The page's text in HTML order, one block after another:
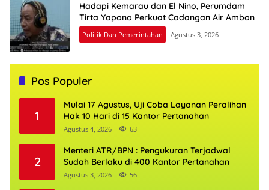
Hadapi Kemarau dan El Nino, Perumdam
Tirta Yapono Perkuat Cadangan Air Ambon
Politik Dan Pemerintahan Agustus 3, 2026
Pos Populer
1
Mulai 17 Agustus, Uji Coba Layanan Peralihan
Hak 10 Hari di 15 Kantor Pertanahan
Agustus 4, 2026 63
2
Menteri ATR/BPN : Pengukuran Terjadwal
Sudah Berlaku di 400 Kantor Pertanahan
Agustus 3, 2026 56